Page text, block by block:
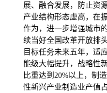
展、融合发展，防止资
产业结构形态虚高，在
作为，进一步增强城市
续当好全国改革开放排
目标任务未来五年，适
能级大幅提升，战略性
比重达到20%以上，制
性新兴产业制造业产值